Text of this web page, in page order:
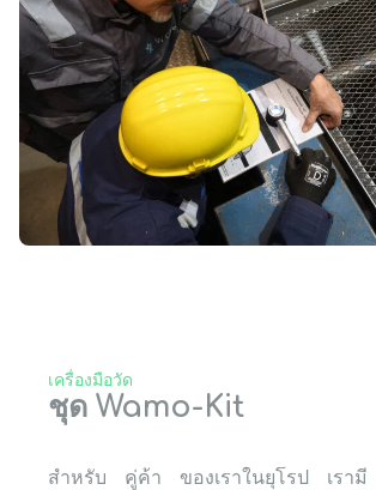
ชุด Wamo-Kit
เครื่องมือวัด
สำหรับ คู่ค้า ของเราในยุโรป เรามี